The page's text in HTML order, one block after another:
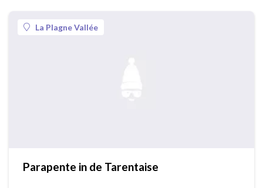
La Plagne Vallée
Parapente in de Tarentaise